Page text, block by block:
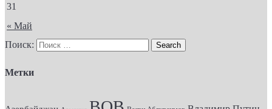
« Май
31
Поиск:
Метки